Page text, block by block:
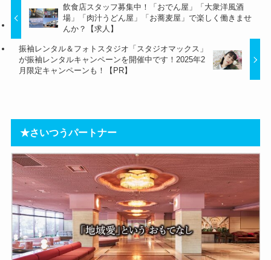
飲食店スタッフ募集中！「おでん屋」「大衆洋風酒
場」「肉汁うどん屋」「お蕎麦屋」で楽しく働きませ
んか？【求人】
振袖レンタル＆フォトスタジオ「スタジオマックス」
が振袖レンタルキャンペーンを開催中です！2025年2
月限定キャンペーンも！【PR】
★さいつうパートナー